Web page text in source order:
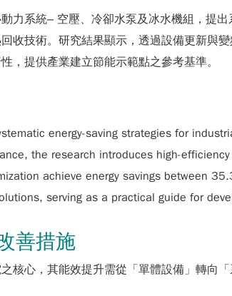
力系統– 空壓、冷卻水泵及冰水機組，提
收技術。研究結果顯示，透過設備更新與
，提供產業建立節能示範點之參考基準。
energy-saving strategies for
the research introduces high-
achieve energy savings between
serving as a practical guide for
善措施
核心，其能效提升需從「單體設備」轉向